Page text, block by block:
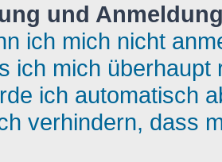
und
ich mich nicht
ich mich überhaupt
ich automatisch
verhindern, dass